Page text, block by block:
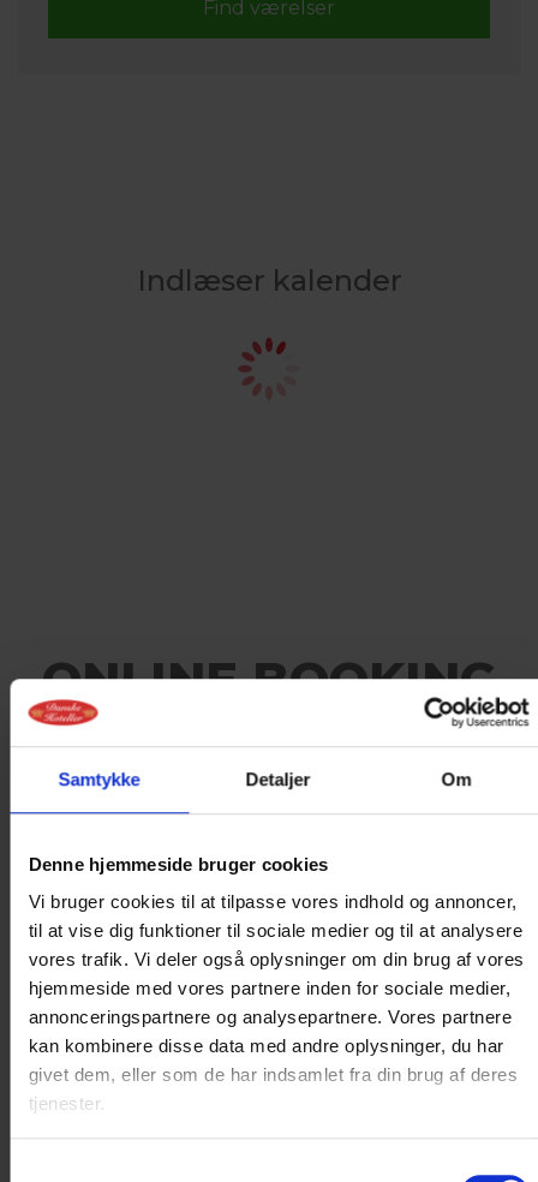
Samtykke Detaljer Om
Denne hjemmeside bruger cookies
Vi bruger cookies til at tilpasse vores indhold og annoncer,
til at vise dig funktioner til sociale medier og til at analysere
vores trafik. Vi deler også oplysninger om din brug af vores
hjemmeside med vores partnere inden for sociale medier,
annonceringspartnere og analysepartnere. Vores partnere
kan kombinere disse data med andre oplysninger, du har
givet dem, eller som de har indsamlet fra din brug af deres
tjenester.
Indlæser kalender
ONLINE BOOKING
IKKE MULIGT
PÅ DEN VALGTE
Det er ikke muligt at booke online på
nuværende tidspunkt.
Kontakt os for booking og nærmere
information på +45 9792 4011
eller..